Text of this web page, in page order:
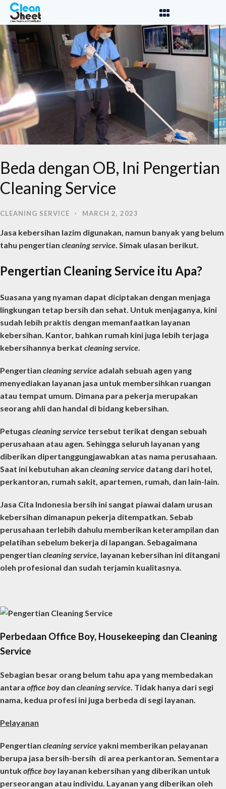
Beda dengan OB, Ini Pengertian
Cleaning Service
CLEANING SERVICE · MARCH 2, 2023
Jasa kebersihan lazim digunakan, namun banyak yang belum
tahu pengertian cleaning service. Simak ulasan berikut.
Pengertian Cleaning Service itu Apa?
Suasana yang nyaman dapat diciptakan dengan menjaga
lingkungan tetap bersih dan sehat. Untuk menjaganya, kini
sudah lebih praktis dengan memanfaatkan layanan
kebersihan. Kantor, bahkan rumah kini juga lebih terjaga
kebersihannya berkat cleaning service.
Pengertian cleaning service adalah sebuah agen yang
menyediakan layanan jasa untuk membersihkan ruangan
atau tempat umum. Dimana para pekerja merupakan
seorang ahli dan handal di bidang kebersihan.
Petugas cleaning service tersebut terikat dengan sebuah
perusahaan atau agen. Sehingga seluruh layanan yang
diberikan dipertanggungjawabkan atas nama perusahaan.
Saat ini kebutuhan akan cleaning service datang dari hotel,
perkantoran, rumah sakit, apartemen, rumah, dan lain-lain.
Jasa Cita Indonesia bersih ini sangat piawai dalam urusan
kebersihan dimanapun pekerja ditempatkan. Sebab
perusahaan terlebih dahulu memberikan keterampilan dan
pelatihan sebelum bekerja di lapangan. Sebagaimana
pengertian cleaning service, layanan kebersihan ini ditangani
oleh profesional dan sudah terjamin kualitasnya.
Perbedaan Office Boy, Housekeeping dan Cleaning
Service
Sebagian besar orang belum tahu apa yang membedakan
antara office boydan cleaning service . Tidak hanya dari segi
nama, kedua profesi ini juga berbeda di segi layanan.
Pelayanan
Pengertian cleaning serviceyakni memberikan pelayanan
berupa jasa bersih-bersih di area perkantoran. Sementara
untukoffice boylayanan kebersihan yang diberikan untuk
perseorangan atau individu. Layanan yang diberikan oleh